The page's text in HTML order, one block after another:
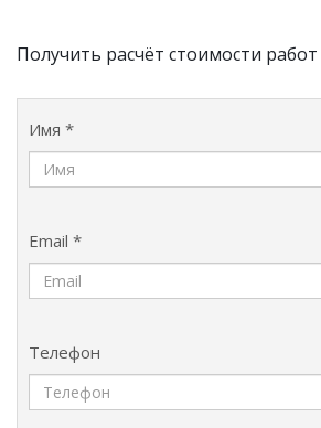
Получить расчёт стоимости
Имя *
Email *
Телефон